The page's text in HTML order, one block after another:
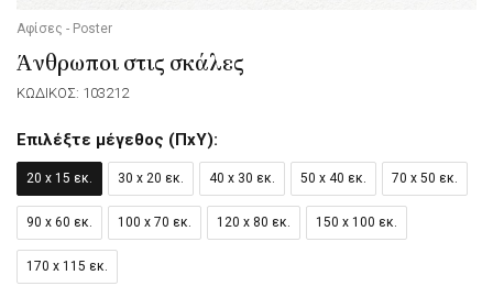
Αφίσες - Poster
Άνθρωποι στις σκάλες
ΚΩΔΙΚΟΣ: 103212
Επιλέξτε μέγεθος (ΠxΥ):
20 x 15 εκ. 30 x 20 εκ. 40 x 30 εκ. 50 x 40 εκ. 70 x 50 εκ.
90 x 60 εκ. 100 x 70 εκ. 120 x 80 εκ. 150 x 100 εκ.
170 x 115 εκ.